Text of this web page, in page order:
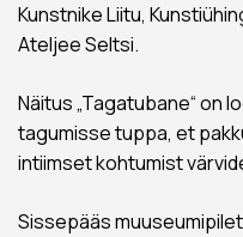
Kunstnike Liitu,
Ateljee Seltsi.
Näitus „Tagatubane“ on
tagumisse tuppa, et
intiimset kohtumist
Sissepääs